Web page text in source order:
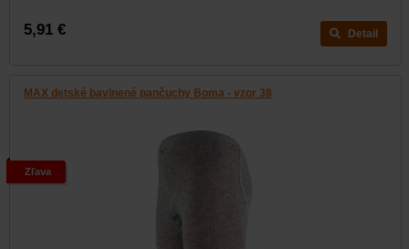
5,91 € Detail
MAX detské bavlnené pančuchy Boma - vzor 38
Zľava